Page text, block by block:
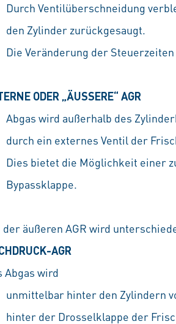
Durch Ventilüberschneidung
den Zylinder zurückgesaugt.
Die Veränderung der
ODER „ÄUSSERE“ AGR
Abgas wird außerhalb des
durch ein externes Ventil der
Dies bietet die Möglichkeit einer
Bypassklappe.
der äußeren AGR wird
AGR
Abgas wird
unmittelbar hinter den Zylindern
hinter der Drosselklappe der